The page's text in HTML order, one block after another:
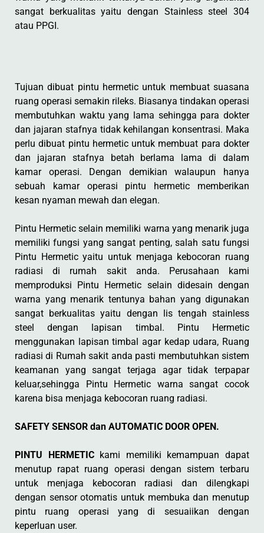
sangat berkualitas yaitu dengan Stainless steel 304
atau PPGI.
Tujuan dibuat pintu hermetic untuk membuat suasana
ruang operasi semakin rileks. Biasanya tindakan operasi
membutuhkan waktu yang lama sehingga para dokter
dan jajaran stafnya tidak kehilangan konsentrasi. Maka
perlu dibuat pintu hermetic untuk membuat para dokter
dan jajaran stafnya betah berlama lama di dalam
kamar operasi. Dengan demikian walaupun hanya
sebuah kamar operasi pintu hermetic memberikan
kesan nyaman mewah dan elegan.
Pintu Hermetic selain memiliki warna yang menarik juga
memiliki fungsi yang sangat penting, salah satu fungsi
Pintu Hermetic yaitu untuk menjaga kebocoran ruang
radiasi di rumah sakit anda. Perusahaan kami
memproduksi Pintu Hermetic selain didesain dengan
warna yang menarik tentunya bahan yang digunakan
sangat berkualitas yaitu dengan lis tengah stainless
steel dengan lapisan timbal. Pintu Hermetic
menggunakan lapisan timbal agar kedap udara, Ruang
radiasi di Rumah sakit anda pasti membutuhkan sistem
keamanan yang sangat terjaga agar tidak terpapar
keluar,sehingga Pintu Hermetic warna sangat cocok
karena bisa menjaga kebocoran ruang radiasi.
SAFETY SENSOR dan AUTOMATIC DOOR OPEN.
PINTU HERMETICkami memiliki kemampuan dapat
menutup rapat ruang operasi dengan sistem terbaru
untuk menjaga kebocoran radiasi dan dilengkapi
dengan sensor otomatis untuk membuka dan menutup
pintu ruang operasi yang di sesuaiikan dengan
keperluan user.